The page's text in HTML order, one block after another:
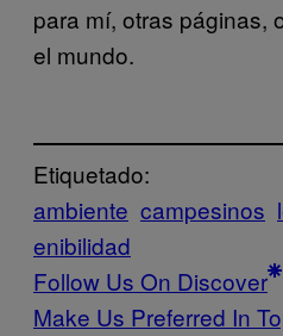
para mí, otras páginas,
el mundo.
Etiquetado:
ambiente campesinos
enibilidad
Follow Us On Discover
Make Us Preferred In